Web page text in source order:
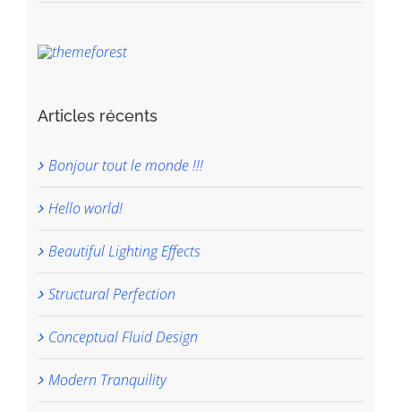
Articles récents
Bonjour tout le monde !!!
Hello world!
Beautiful Lighting Effects
Structural Perfection
Conceptual Fluid Design
Modern Tranquility